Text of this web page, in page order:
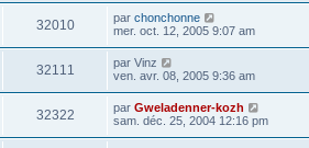
32010 par chonchonne
mer. oct. 12, 2005 9:07 am
32111 par Vinz
ven. avr. 08, 2005 9:36 am
32322 par Gweladenner-kozh
sam. déc. 25, 2004 12:16 pm